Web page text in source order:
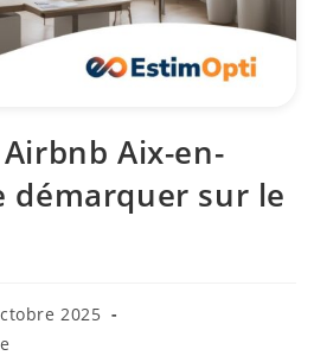
Aix-en-
démarquer sur le
2025